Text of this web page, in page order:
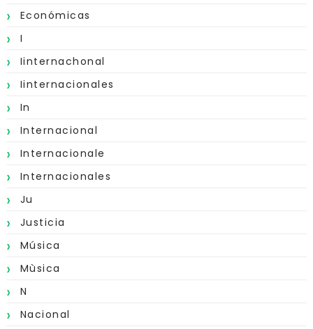
Económicas
I
Iinternachonal
Iinternacionales
In
Internacional
Internacionale
Internacionales
Ju
Justicia
Música
Mùsica
N
Nacional